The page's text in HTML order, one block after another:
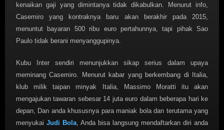
kenaikan gaji yang dimintanya tidak dikabulkan. Menurut info,
Casemiro yang kontraknya baru akan berakhir pada 2015,
menuntut bayaran 500 ribu euro pertahunnya, tapi pihak Sao
Paulo tidak berani menyanggupinya.
Kubu Inter sendiri menunjukkan sikap serius dalam upaya
meminang Casemiro. Menurut kabar yang berkembang di Italia,
klub milik taipan minyak Italia, Massimo Moratti itu akan
mengajukan tawaran sebesar 14 juta euro dalam beberapa hari ke
depan, Dan anda khususnya para maniak bola dan terutama yang
menyukai Judi Bola , Anda bisa langsung mendaftarkan diri anda